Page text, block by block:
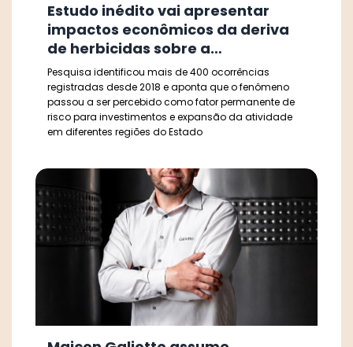
Estudo inédito vai apresentar
impactos econômicos da deriva
de herbicidas sobre a
vitivinicultura gaúcha
Pesquisa identificou mais de 400 ocorrências
registradas desde 2018 e aponta que o fenômeno
passou a ser percebido como fator permanente de
risco para investimentos e expansão da atividade
em diferentes regiões do Estado